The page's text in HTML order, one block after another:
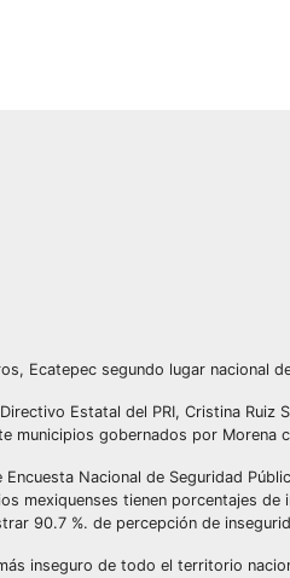
Ecatepec segundo lugar nacional
Estatal del PRI, Cristina
municipios gobernados por Morena
Nacional de Seguridad
mexiquenses tienen porcentajes
90.7 %. de percepción de
inseguro de todo el territorio